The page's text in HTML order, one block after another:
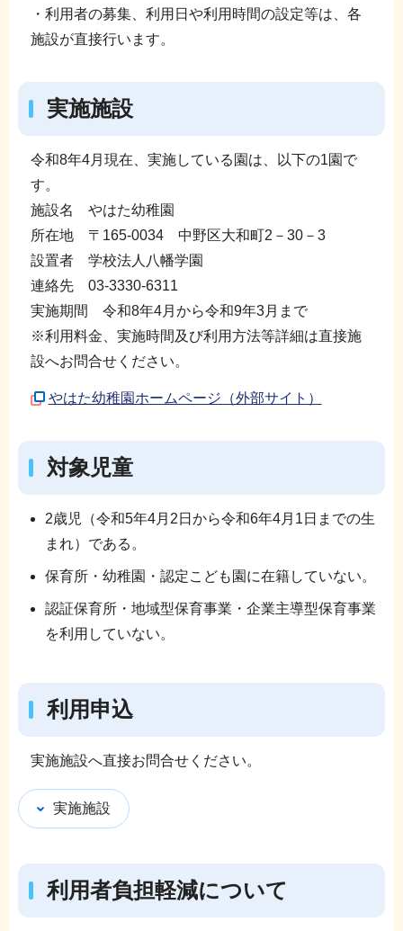
・利用者の募集、利用日や利用時間の設定等は、各
施設が直接行います。
実施施設
令和8年4月現在、実施している園は、以下の1園で
す。
施設名 やはた幼稚園
所在地 〒165-0034 中野区大和町2－30－3
設置者 学校法人八幡学園
連絡先 03-3330-6311
実施期間 令和8年4月から令和9年3月まで
※利用料金、実施時間及び利用方法等詳細は直接施
設へお問合せください。
やはた幼稚園ホームページ（外部サイト）
対象児童
2歳児（令和5年4月2日から令和6年4月1日までの生
まれ）である。
保育所・幼稚園・認定こども園に在籍していない。
認証保育所・地域型保育事業・企業主導型保育事業
を利用していない。
利用申込
実施施設へ直接お問合せください。
実施施設
利用者負担軽減について